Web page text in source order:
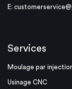
E:
Services
Moulage par
Usinage CNC